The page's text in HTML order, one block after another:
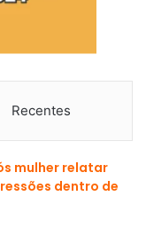
Recentes
mulher relatar
dentro de